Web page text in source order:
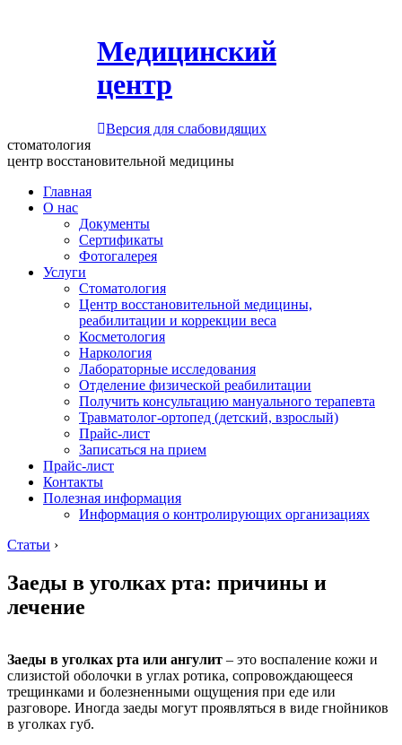
Медицинский
центр
Версия для слабовидящих
стоматология
центр восстановительной медицины
Главная
О нас
Документы
Сертификаты
Фотогалерея
Услуги
Стоматология
Центр восстановительной медицины,
реабилитации и коррекции веса
Косметология
Наркология
Лабораторные исследования
Отделение физической реабилитации
Получить консультацию мануального терапевта
Травматолог-ортопед (детский, взрослый)
Прайс-лист
Записаться на прием
Прайс-лист
Контакты
Полезная информация
Информация о контролирующих организациях
Статьи ›
Заеды в уголках рта: причины и
лечение
Заеды в уголках рта или ангулит – это воспаление кожи и
слизистой оболочки в углах ротика, сопровождающееся
трещинками и болезненными ощущения при еде или
разговоре. Иногда заеды могут проявляться в виде гнойников
в уголках губ.